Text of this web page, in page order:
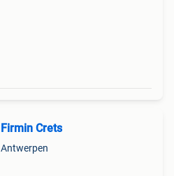
Firmin Crets
Antwerpen